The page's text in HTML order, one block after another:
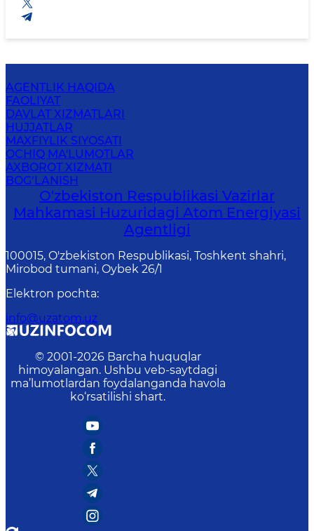
AGENTLIK HAQIDA
FAOLIYAT
DAVLAT XIZMATLARI
HUJJATLAR
MAXFIYLIK SIYOSATI
OCHIQ MA'LUMOTLAR
AXBOROT XIZMATI
BOG‘LANISH
O'zbekiston Respublikasi Vazirlar
Mahkamasi Huzuridagi Atom Energiyasi
Agentligi
100015, O'zbekiston Respublikasi, Toshkent shahri,
Mirobod tumani, Oybek 26/1
Elektron pochta:
info@uzatom.uz
© 2001-2026 Barcha huquqlar
himoyalangan. Ushbu veb-saytdagi
ma’lumotlardan foydalanganda havola
ko‘rsatilishi shart.